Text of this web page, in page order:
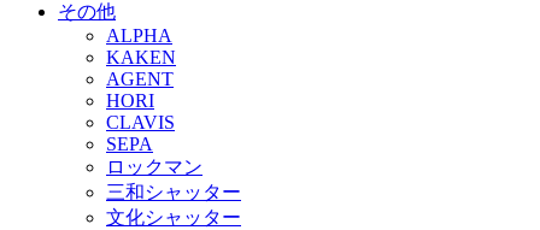
その他
ALPHA
KAKEN
AGENT
HORI
CLAVIS
SEPA
ロックマン
三和シャッター
文化シャッター